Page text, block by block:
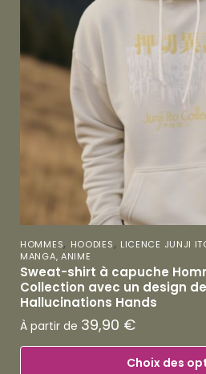
HOMMES, HOODIES, LICENCE JUNJI
MANGA, ANIME
Sweat-shirt à capuche
Collection avec un design
Hallucinations Hands
À partir de 39,90 €
Choix des